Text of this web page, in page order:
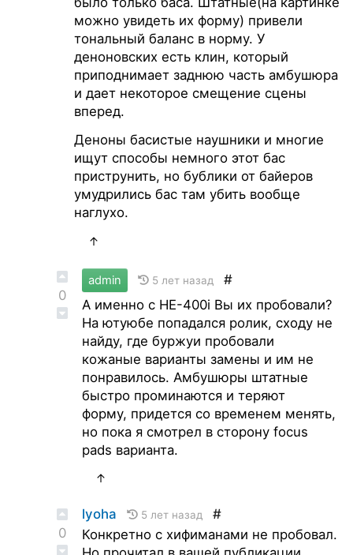
можно увидеть их форму) привели
тональный баланс в норму. У
деноновских есть клин, который
приподнимает заднюю часть амбушюра
и дает некоторое смещение сцены
вперед.
Деноны басистые наушники и многие
ищут способы немного этот бас
приструнить, но бублики от байеров
умудрились бас там убить вообще
наглухо.
↑
0
admin 5 лет назад
#
А именно с НЕ-400i Вы их пробовали?
На ютуюбе попадался ролик, сходу не
найду, где буржуи пробовали
кожаные варианты замены и им не
понравилось. Амбушюры штатные
быстро проминаются и теряют
форму, придется со временем менять,
но пока я смотрел в сторону focus
pads варианта.
↑
0
lyoha 5 лет назад
#
Конкретно с хифиманами не пробовал.